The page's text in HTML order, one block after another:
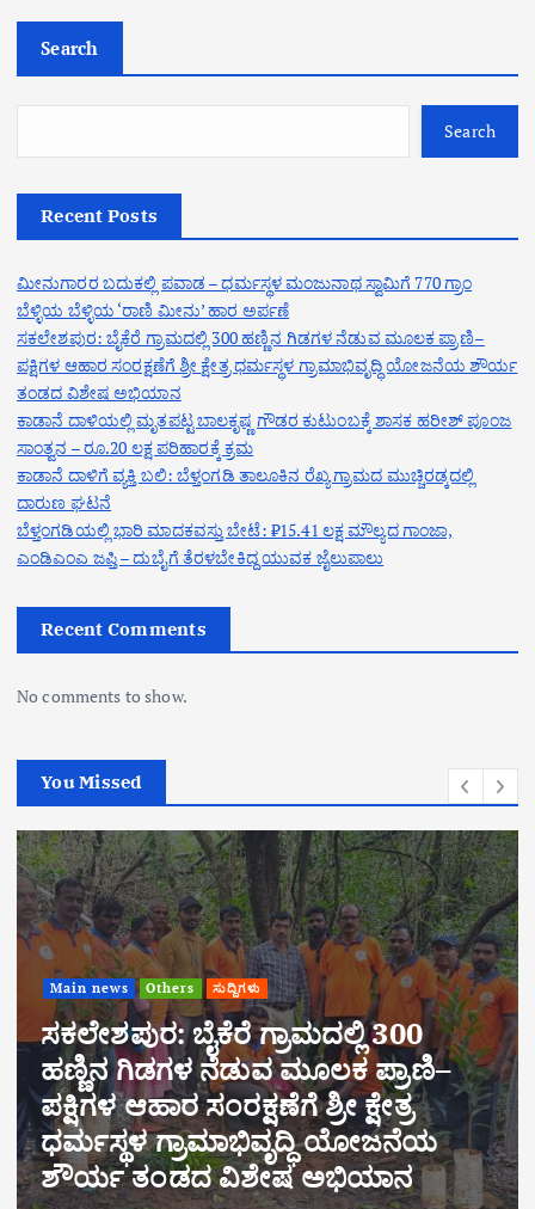
Search
Search
Recent Posts
ಮೀನುಗಾರರ ಬದುಕಲ್ಲಿ ಪವಾಡ – ಧರ್ಮಸ್ಥಳ ಮಂಜುನಾಥ ಸ್ವಾಮಿಗೆ 770 ಗ್ರಾಂ
ಬೆಳ್ಳಿಯ ಬೆಳ್ಳಿಯ ‘ರಾಣಿ ಮೀನು’ ಹಾರ ಅರ್ಪಣೆ
ಸಕಲೇಶಪುರ: ಬೈಕೆರೆ ಗ್ರಾಮದಲ್ಲಿ 300 ಹಣ್ಣಿನ ಗಿಡಗಳ ನೆಡುವ ಮೂಲಕ ಪ್ರಾಣಿ–
ಪಕ್ಷಿಗಳ ಆಹಾರ ಸಂರಕ್ಷಣೆಗೆ ಶ್ರೀ ಕ್ಷೇತ್ರ ಧರ್ಮಸ್ಥಳ ಗ್ರಾಮಾಭಿವೃದ್ಧಿ ಯೋಜನೆಯ ಶೌರ್ಯ
ತಂಡದ ವಿಶೇಷ ಅಭಿಯಾನ
ಕಾಡಾನೆ ದಾಳಿಯಲ್ಲಿ ಮೃತಪಟ್ಟ ಬಾಲಕೃಷ್ಣ ಗೌಡರ ಕುಟುಂಬಕ್ಕೆ ಶಾಸಕ ಹರೀಶ್ ಪೂಂಜ
ಸಾಂತ್ವನ – ರೂ.20 ಲಕ್ಷ ಪರಿಹಾರಕ್ಕೆ ಕ್ರಮ
ಕಾಡಾನೆ ದಾಳಿಗೆ ವ್ಯಕ್ತಿ ಬಲಿ: ಬೆಳ್ತಂಗಡಿ ತಾಲೂಕಿನ ರೆಖ್ಯ ಗ್ರಾಮದ ಮುಚ್ಚಿರಡ್ಕದಲ್ಲಿ
ದಾರುಣ ಘಟನೆ
ಬೆಳ್ತಂಗಡಿಯಲ್ಲಿ ಭಾರಿ ಮಾದಕವಸ್ತು ಬೇಟೆ: ₹15.41 ಲಕ್ಷ ಮೌಲ್ಯದ ಗಾಂಜಾ,
ಎಂಡಿಎಂಎ ಜಪ್ತಿ – ದುಬೈಗೆ ತೆರಳಬೇಕಿದ್ದ ಯುವಕ ಜೈಲುಪಾಲು
Recent Comments
No comments to show.
You Missed
300
ಪ್ರಾಣಿ–
ಕ್ಷೇತ್ರ
ಯೋಜನೆಯ
Main news Others ಸುದ್ದಿಗಳು
ಕಾಡಾನೆ ದಾಳಿಯಲ್ಲಿ
ಗೌಡರ ಕುಟುಂಬಕ್ಕೆ
ಸಾಂತ್ವನ – ರೂ.20 ಲಕ್ಷ